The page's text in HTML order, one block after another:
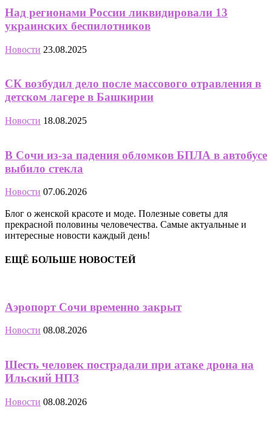
Над регионами России ликвидировали 13
украинских беспилотников
Новости 23.08.2025
СК возбудил дело после массового отравления в
детском лагере в Башкирии
Новости 18.08.2025
В Сочи из-за падения обломков БПЛА в автобусе
выбило стекла
Новости 07.06.2026
Блог о женской красоте и моде. Полезные советы для
прекрасной половины человечества. Самые актуальные и
интересные новости каждый день!
ЕЩЁ БОЛЬШЕ НОВОСТЕЙ
Аэропорт Сочи временно закрыт
Новости 08.08.2026
Шесть человек пострадали при атаке дрона на
Ильский НПЗ
Новости 08.08.2026